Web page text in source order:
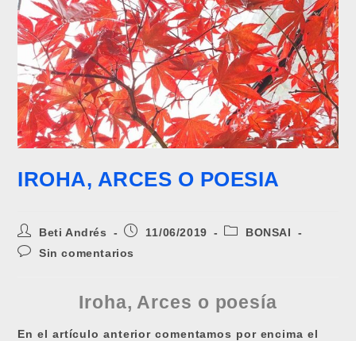
IROHA, ARCES O POESIA
Autor
de
la
Beti Andrés
Publicación
la
11/06/2019
Categoría
BONSAI
Comentarios
Sin comentarios
Iroha, Arces o poesía
En el artículo anterior comentamos por encima el